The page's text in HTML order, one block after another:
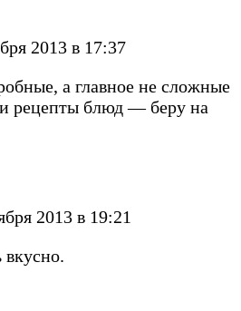
2013 в 17:37
а главное не сложные
рецепты блюд — беру на
2013 в 19:21
вкусно.